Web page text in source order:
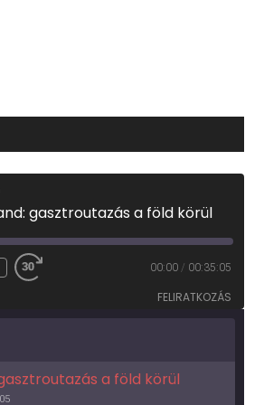
gasztroutazás a föld körül
00:00 / 00:35:05
FELIRATKOZÁS
a föld körül